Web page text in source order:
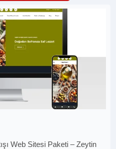
Web Sitesi Paketi – Zeytin